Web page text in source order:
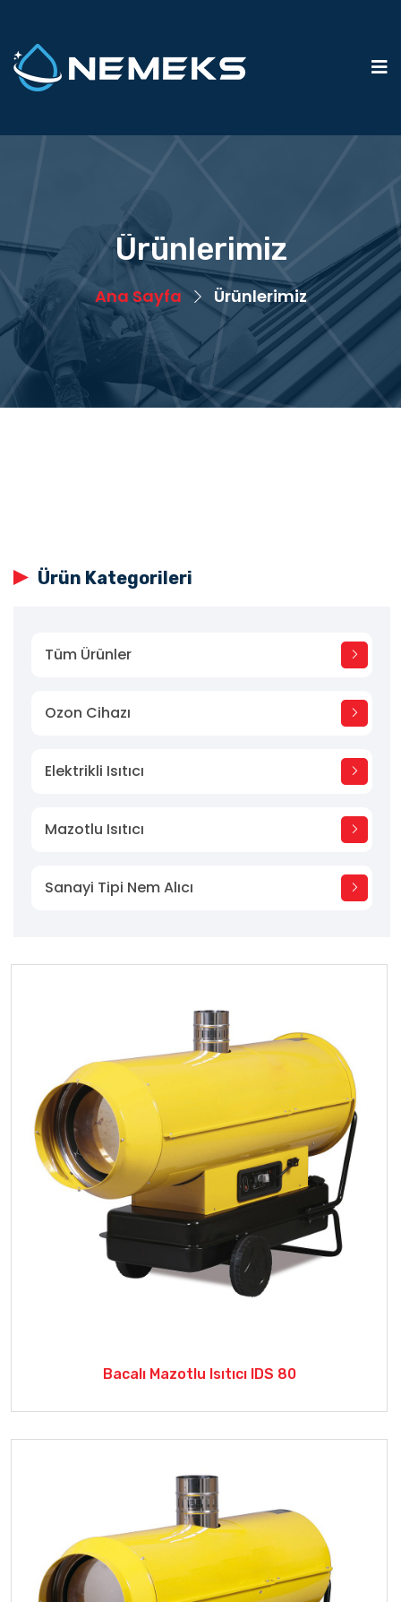
Ürünlerimiz
Ana Sayfa Ürünlerimiz
Ürün Kategorileri
Tüm Ürünler
Ozon Cihazı
Elektrikli Isıtıcı
Mazotlu Isıtıcı
Sanayi Tipi Nem Alıcı
Bacalı Mazotlu Isıtıcı IDS 80